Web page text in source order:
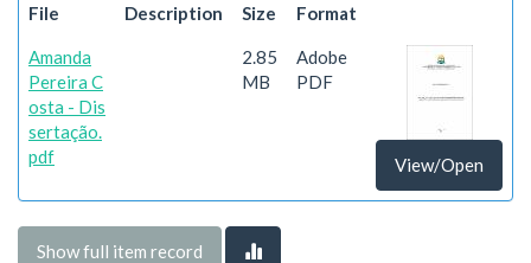
File Description Size Format
Amanda
Pereira C
osta - Dis
sertação.
pdf
2.85
MB
Adobe
PDF
View/Open
Show full item record